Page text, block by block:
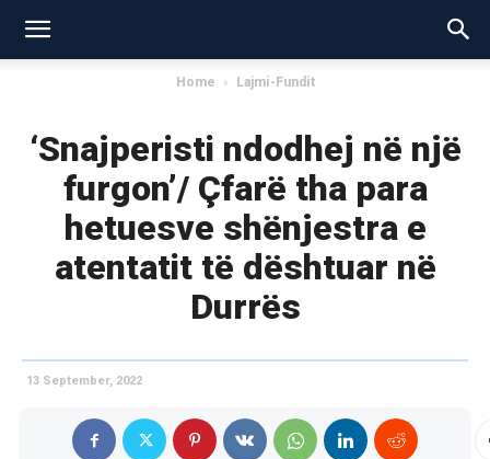
Home Lajmi-Fundit
‘Snajperisti ndodhej në një
furgon’/ Çfarë tha para
hetuesve shënjestra e
atentatit të dështuar në
Durrës
13 September, 2022